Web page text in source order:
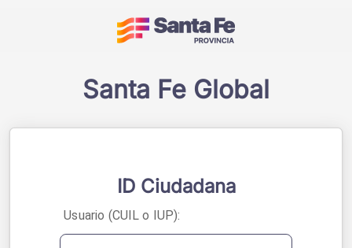
Acceso a sistemas -
Santa Fe Global
ID Ciudadana
Usuario (CUIL o IUP):